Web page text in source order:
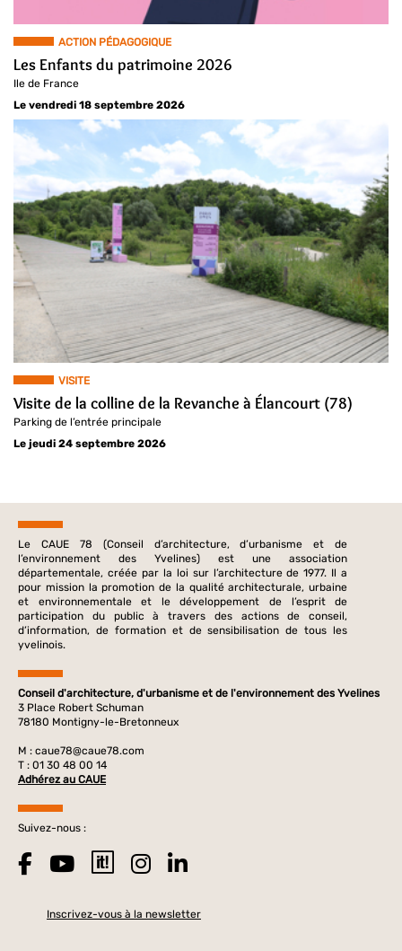
ACTION PÉDAGOGIQUE
Les Enfants du patrimoine 2026
Ile de France
Le vendredi 18 septembre 2026
VISITE
Visite de la colline de la Revanche à Élancourt (78)
Parking de l’entrée principale
Le jeudi 24 septembre 2026
Le CAUE 78 (Conseil d’architecture, d’urbanisme et de
l’environnement des Yvelines) est une association
départementale, créée par la loi sur l’architecture de 1977. Il a
pour mission la promotion de la qualité architecturale, urbaine
et environnementale et le développement de l’esprit de
participation du public à travers des actions de conseil,
d’information, de formation et de sensibilisation de tous les
yvelinois.
Conseil d'architecture, d'urbanisme et de l'environnement des Yvelines
3 Place Robert Schuman
78180 Montigny-le-Bretonneux
M : caue78@caue78.com
T : 01 30 48 00 14
Adhérez au CAUE
Suivez-nous :
Inscrivez-vous à la newsletter